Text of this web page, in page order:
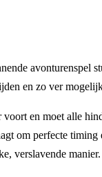
avonturenspel
en zo ver
en moet alle
om perfecte timing
verslavende manier.